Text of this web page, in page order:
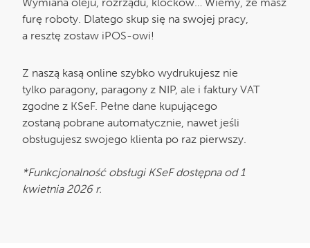
furę roboty. Dlatego skup się na swojej pracy,
a resztę zostaw iPOS-owi!
Z naszą kasą online szybko wydrukujesz nie
tylko paragony, paragony z NIP, ale i faktury VAT
zgodne z KSeF. Pełne dane kupującego
zostaną pobrane automatycznie, nawet jeśli
obsługujesz swojego klienta po raz pierwszy.
*Funkcjonalność obsługi KSeF dostępna od 1
kwietnia 2026 r.